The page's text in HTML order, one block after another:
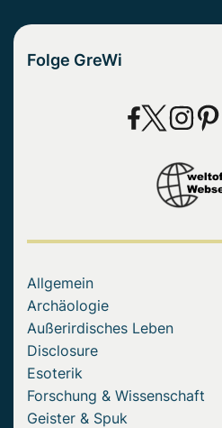
Folge GreWi
Allgemein
Archäologie
Außerirdisches Leben
Disclosure
Esoterik
Forschung & Wissenschaft
Geister & Spuk